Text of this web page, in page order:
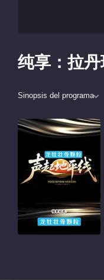
纯享：拉丹
Sinopsis del programa